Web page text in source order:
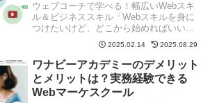
ウェブコーチで学べる！幅広いWebスキ
ル＆ビジネススキル「Webスキルを身に
つけたいけど、どこから始めればいいん
だろう？」そんなあなたに朗報です！ウ
ェブコーチ（WEBCOACH）なら、Web
業界で必要なスキルをオールインワンで
学ぶことができ...
2025.02.14 2025.08.29
ワナビーアカデミーのデメリット
とメリットは？実務経験できる
Webマーケスクール